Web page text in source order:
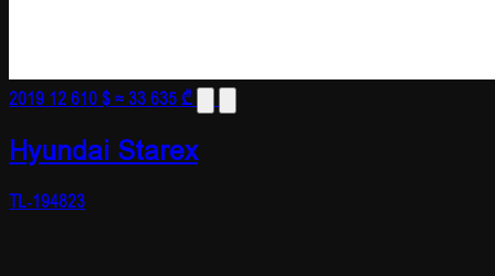
2019 12 610 $≈ 33 635 ₾
Hyundai Starex
TL-194823